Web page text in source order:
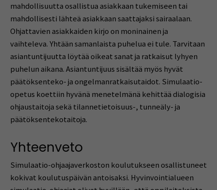
mahdollisuutta osallistua asiakkaan tukemiseen tai
mahdollisesti lähteä asiakkaan saattajaksi sairaalaan.
Ohjattavien asiakkaiden kirjo on moninainen ja
vaihteleva. Yhtään samanlaista puhelua ei tule. Tarvitaan
asiantuntijuutta löytää oikeat sanat ja ratkaisut lyhyen
puhelun aikana. Asiantuntijuus sisältää myös hyvät
päätöksenteko- ja ongelmanratkaisutaidot. Simulaatio-
opetus koettiin hyvänä menetelmänä kehittää dialogisia
ohjaustaitoja sekä tilannetietoisuus-, tunneäly- ja
päätöksentekotaitoja.
Yhteenveto
Simulaatio-ohjaajaverkoston koulutukseen osallistuneet
kokivat koulutuspäivän antoisaksi. Hyvinvointialueen